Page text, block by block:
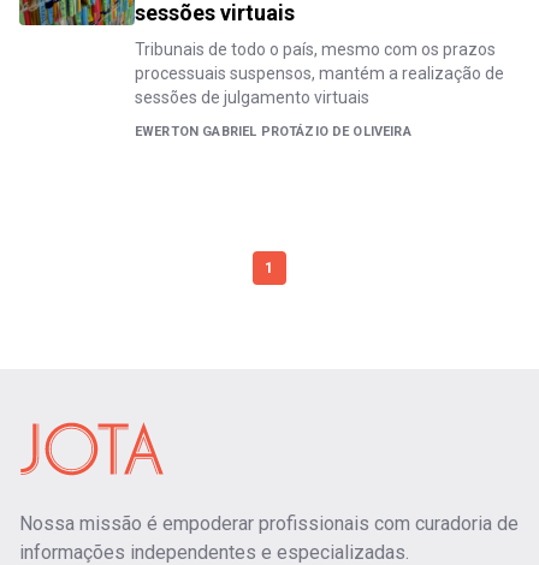
sessões virtuais
Tribunais de todo o país, mesmo com os prazos
processuais suspensos, mantém a realização de
sessões de julgamento virtuais
​EWERTON GABRIEL PROTÁZIO DE OLIVEIRA
1
Nossa missão é empoderar profissionais com curadoria de
informações independentes e especializadas.